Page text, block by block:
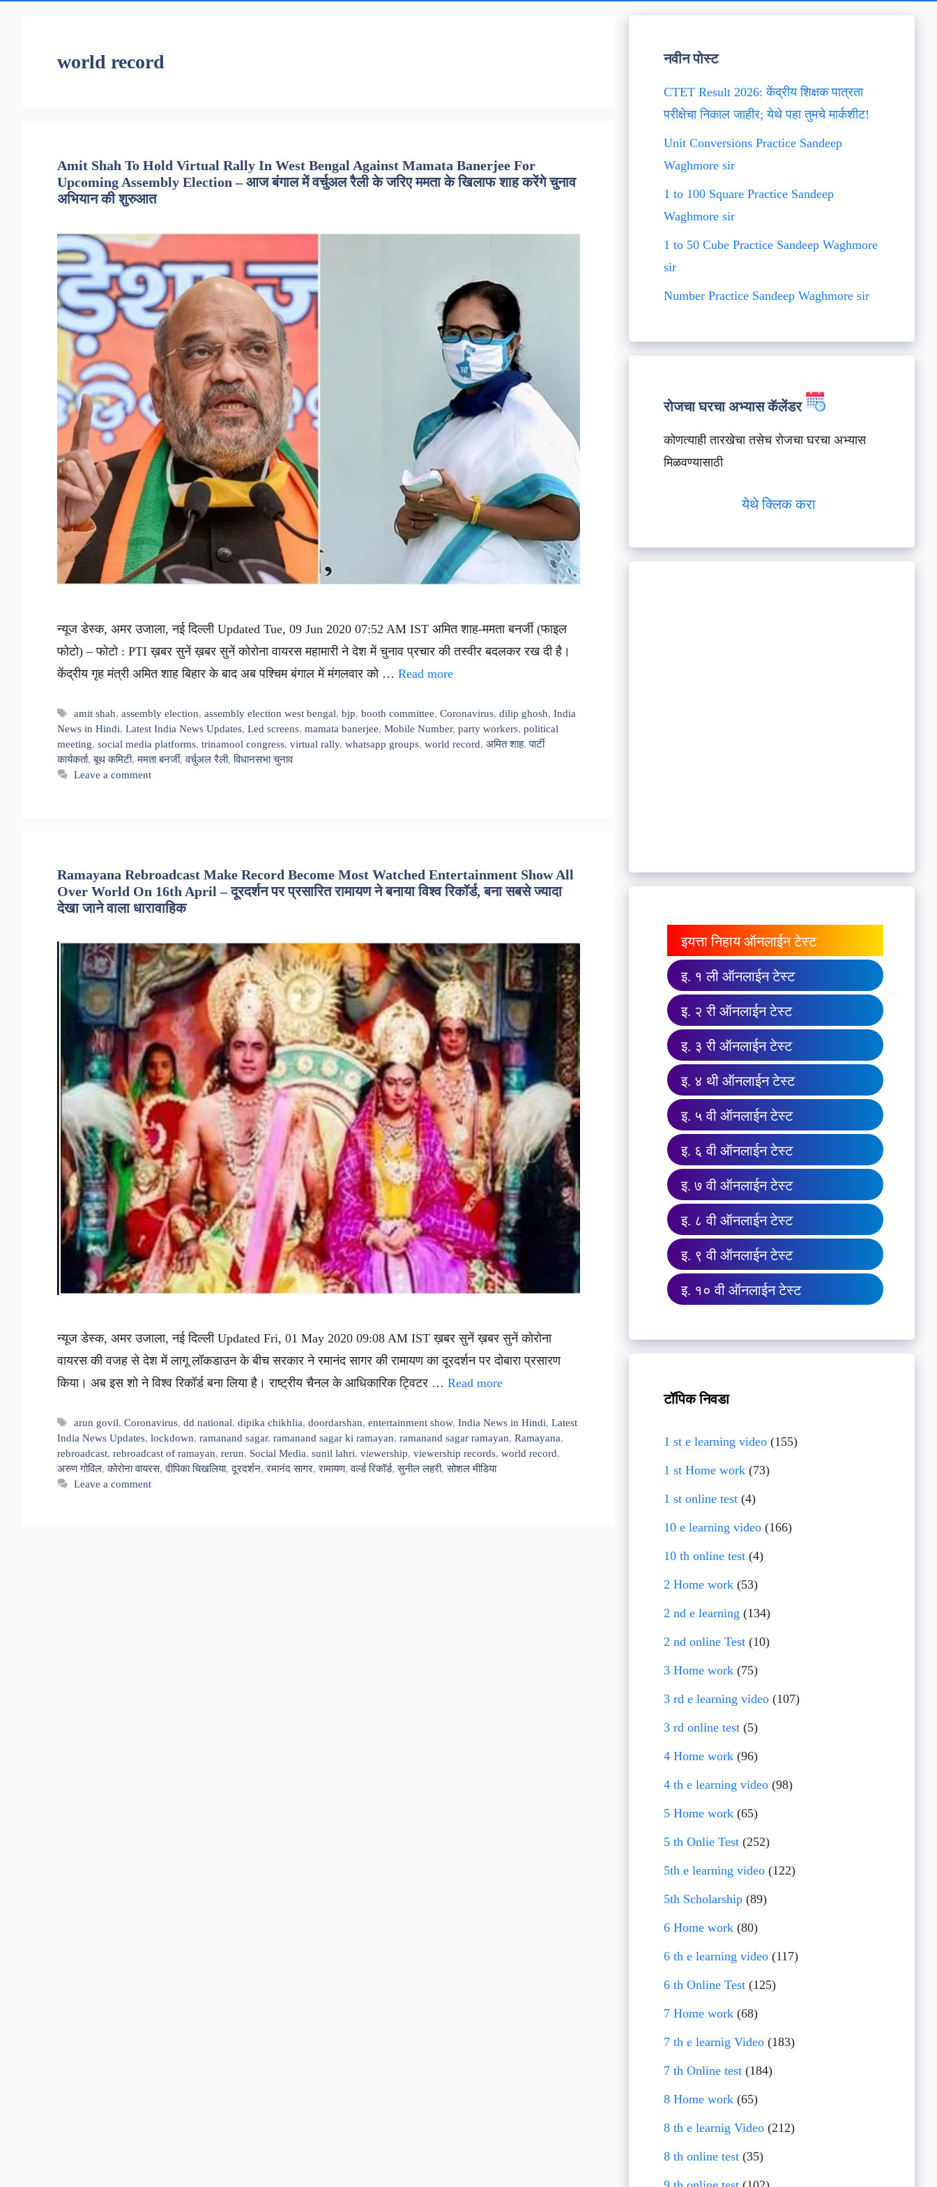
world record
Amit Shah To Hold Virtual Rally In West Bengal Against Mamata Banerjee For
Upcoming Assembly Election – आज बंगाल में वर्चुअल रैली के जरिए ममता के खिलाफ शाह करेंगे चुनाव
अभियान की शुरुआत
न्यूज डेस्क, अमर उजाला, नई दिल्ली Updated Tue, 09 Jun 2020 07:52 AM IST अमित शाह-ममता बनर्जी (फाइल
फोटो) – फोटो : PTI ख़बर सुनें ख़बर सुनें कोरोना वायरस महामारी ने देश में चुनाव प्रचार की तस्वीर बदलकर रख दी है।
केंद्रीय गृह मंत्री अमित शाह बिहार के बाद अब पश्चिम बंगाल में मंगलवार को … Read more
Tags
amit shah,assembly election,assembly election west bengal,bjp,booth committee,Coronavirus,dilip ghosh,India
News in Hindi, Latest India News Updates, Led screens, mamata banerjee, Mobile Number, party workers, political
meeting, social media platforms, trinamool congress, virtual rally, whatsapp groups, world record, अमित शाह,पार्टी
कार्यकर्ता,बूथ कमिटी,ममता बनर्जी,वर्चुअल रैली,विधानसभा चुनाव
Leave a comment
Ramayana Rebroadcast Make Record Become Most Watched Entertainment Show All
Over World On 16th April – दूरदर्शन पर प्रसारित रामायण ने बनाया विश्व रिकॉर्ड, बना सबसे ज्यादा
देखा जाने वाला धारावाहिक
न्यूज डेस्क, अमर उजाला, नई दिल्ली Updated Fri, 01 May 2020 09:08 AM IST ख़बर सुनें ख़बर सुनें कोरोना
वायरस की वजह से देश में लागू लॉकडाउन के बीच सरकार ने रमानंद सागर की रामायण का दूरदर्शन पर दोबारा प्रसारण
किया। अब इस शो ने विश्व रिकॉर्ड बना लिया है। राष्ट्रीय चैनल के आधिकारिक ट्विटर … Read more
Tags
arun govil,Coronavirus,dd national,dipika chikhlia,doordarshan,entertainment show,India News in Hindi,Latest
India News Updates, lockdown, ramanand sagar, ramanand sagar ki ramayan, ramanand sagar ramayan, Ramayana,
rebroadcast, rebroadcast of ramayan, rerun, Social Media, sunil lahri, viewership, viewership records, world record,
अरुण गोविल,कोरोना वायरस,दीपिका चिखलिया,दूरदर्शन,रमानंद सागर,रामायण,वर्ल्ड रिकॉर्ड,सुनील लहरी,सोशल मीडिया
Leave a comment
नवीन पोस्ट
CTET Result 2026: केंद्रीय शिक्षक पात्रता
परीक्षेचा निकाल जाहीर; येथे पहा तुमचे मार्कशीट!
Unit Conversions Practice Sandeep
Waghmore sir
1 to 100 Square Practice Sandeep
Waghmore sir
1 to 50 Cube Practice Sandeep Waghmore
sir
Number Practice Sandeep Waghmore sir
रोजचा घरचा अभ्यास कॅलेंडर
कोणत्याही तारखेचा तसेच रोजचा घरचा अभ्यास
मिळवण्यासाठी
येथे क्लिक करा
इयत्ता निहाय ऑनलाईन टेस्ट
इ. १ ली ऑनलाईन टेस्ट
इ. २ री ऑनलाईन टेस्ट
इ. ३ री ऑनलाईन टेस्ट
इ. ४ थी ऑनलाईन टेस्ट
इ. ५ वी ऑनलाईन टेस्ट
इ. ६ वी ऑनलाईन टेस्ट
इ. ७ वी ऑनलाईन टेस्ट
इ. ८ वी ऑनलाईन टेस्ट
इ. ९ वी ऑनलाईन टेस्ट
इ. १० वी ऑनलाईन टेस्ट
टॉपिक निवडा
1 st e learning video(155)
1 st Home work(73)
1 st online test(4)
10 e learning video(166)
10 th online test(4)
2 Home work(53)
2 nd e learning (134)
2 nd online Test(10)
3 Home work(75)
3 rd e learning video(107)
3 rd online test(5)
4 Home work(96)
4 th e learning video(98)
5 Home work(65)
5 th Onlie Test(252)
5th e learning video(122)
5th Scholarship(89)
6 Home work(80)
6 th e learning video(117)
6 th Online Test(125)
7 Home work(68)
7 th e learnig Video(183)
7 th Online test(184)
8 Home work(65)
8 th e learnig Video(212)
8 th online test(35)